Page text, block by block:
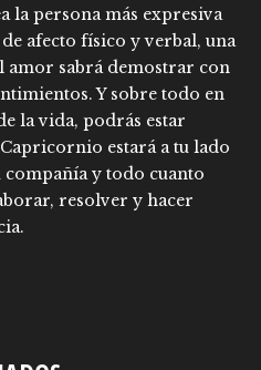
la persona más expresiva
afecto físico y verbal, una
amor sabrá demostrar con
Y sobre todo en
la vida, podrás estar
estará a tu lado
y todo cuanto
resolver y hacer